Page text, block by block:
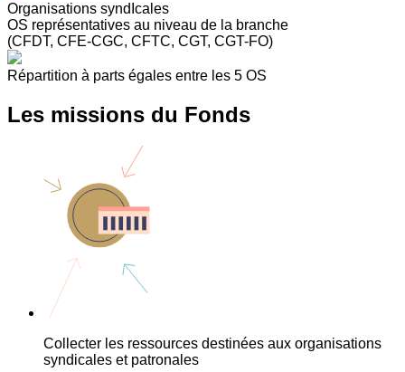
Organisations syndIcales
OS représentatives au niveau de la branche
(CFDT, CFE-CGC, CFTC, CGT, CGT-FO)
Répartition à parts égales entre les 5 OS
Les missions du Fonds
Collecter les ressources destinées aux organisations
syndicales et patronales